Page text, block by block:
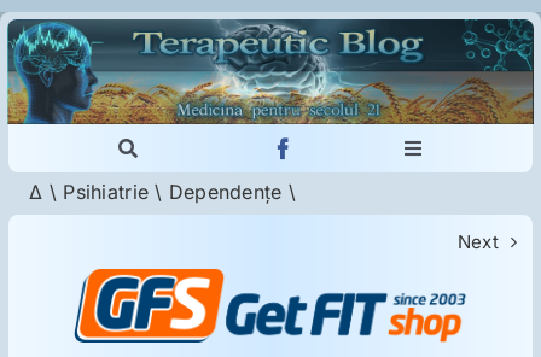
Skip
to
content
Toggle
Navigation
Cautare...
Toggle
Imunologie
Dermatologie
Δ \ Psihiatrie \ Dependenţe \
Next